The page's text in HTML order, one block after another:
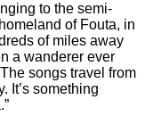
to the semi-
of Fouta, in
of miles away
a wanderer ever
songs travel from
It’s something